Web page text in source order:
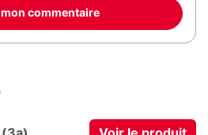
mon commentaire